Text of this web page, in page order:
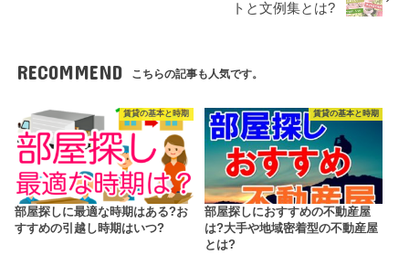
トと文例集とは?
RECOMMEND こちらの記事も人気です。
賃貸の基本と時期
部屋探しに最適な時期はある?お
すすめの引越し時期はいつ?
賃貸の基本と時期
部屋探しにおすすめの不動産屋
は?大手や地域密着型の不動産屋
とは?